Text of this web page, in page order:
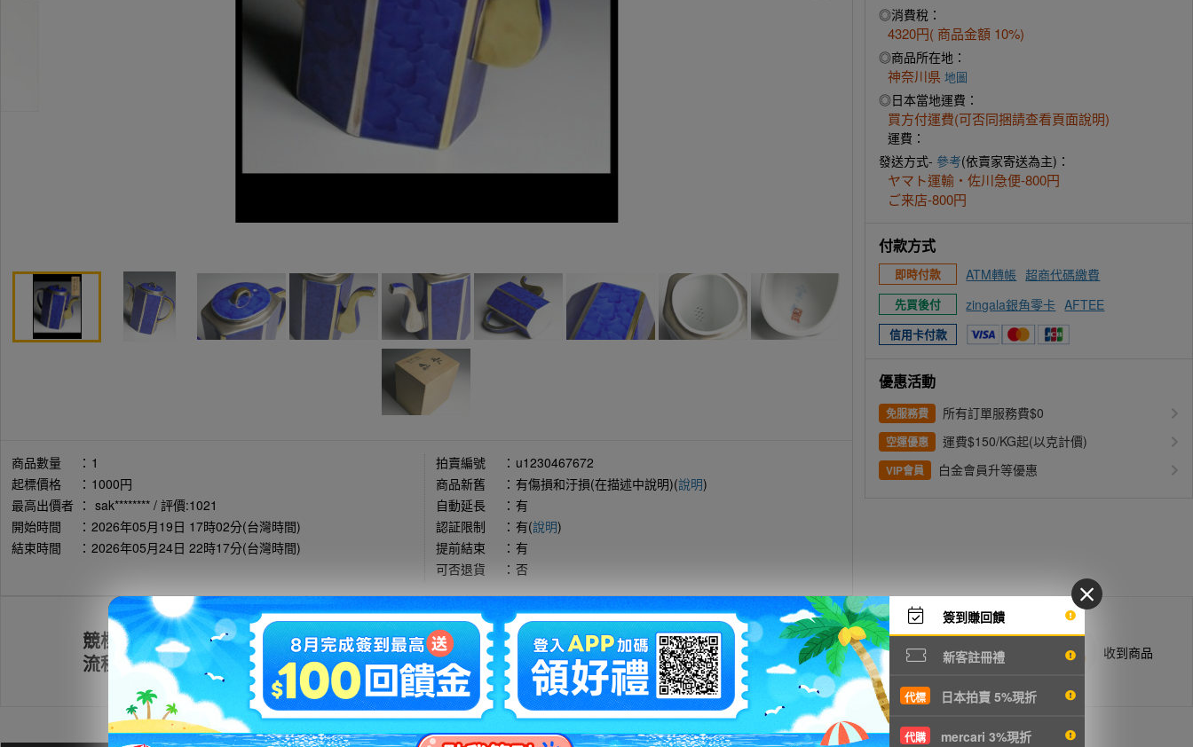
簽到賺回饋
新客註冊禮
代標 日本拍賣 5%現折
代購 mercari 3%現折
商品數量 ： 1
起標價格
： 1000円
最高出價者 ： sak******** / 評價:1021
開始時間
： 2026年05月19日 17時02分(台灣時間)
結束時間
： 2026年05月24日 22時17分(台灣時間)
拍賣編號 ： u1230467672
商品新舊
： 有傷損和汙損(在描述中說明)(說明)
自動延長
： 有
認証限制
： 有(說明)
提前結束
： 有
可否退貨
： 否
◎消費稅：
4320円( 商品金額 10%)
◎商品所在地：
神奈川県 地圖
◎日本當地運費：
買方付運費(可否同捆請查看頁面說明)
運費：
發送方式- 參考(依賣家寄送為主)：
ヤマト運輸・佐川急便-800円
ご来店-800円
付款方式
即時付款 ATM轉帳 超商代碼繳費
先買後付 zingala銀角零卡 AFTEE
信用卡付款
優惠活動
免服務費 所有訂單服務費$0
空運優惠 運費$150/KG起(以克計價)
VIP會員 白金會員升等優惠
競標
流程
註冊會員 出價競標 得標填寫委託單 商品抵台通知出貨 收到商品